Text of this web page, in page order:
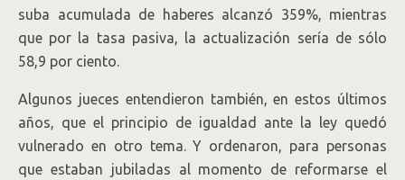
suba acumulada de haberes alcanzó 359%, mientras
que por la tasa pasiva, la actualización sería de sólo
58,9 por ciento.
Algunos jueces entendieron también, en estos últimos
años, que el principio de igualdad ante la ley quedó
vulnerado en otro tema. Y ordenaron, para personas
que estaban jubiladas al momento de reformarse el